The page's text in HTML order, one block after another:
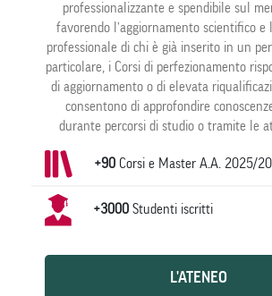
professionalizzante e spendibile sul
favorendo l’aggiornamento scientifico e
professionale di chi è già inserito in un
particolare, i Corsi di perfezionamento
di aggiornamento o di elevata
consentono di approfondire
durante percorsi di studio o tramite le
+90 Corsi e Master A.A. 2025/
+3000 Studenti iscritti
L'ATENEO